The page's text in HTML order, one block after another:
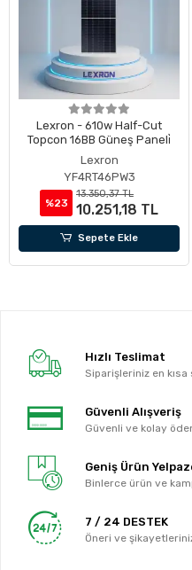
Lexron - 610w Half-Cut
Topcon 16BB Güneş Paneli̇
Lexron
YF4RT46PW3
%23
13.350,37 TL
10.251,18 TL
Sepete Ekle
Hızlı Teslimat
Siparişleriniz en kısa
Güvenli Alışveriş
Güvenli ve kolay
Geniş Ürün
Binlerce ürün ve
7 / 24 DESTEK
Öneri ve